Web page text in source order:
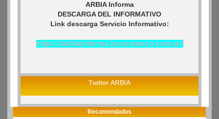
ARBIA Informa
DESCARGA DEL INFORMATIVO
Link descarga Servicio Informativo:
https://arbiainforma.lacorameco.com.ar/
Twitter ARBIA
Recomendados